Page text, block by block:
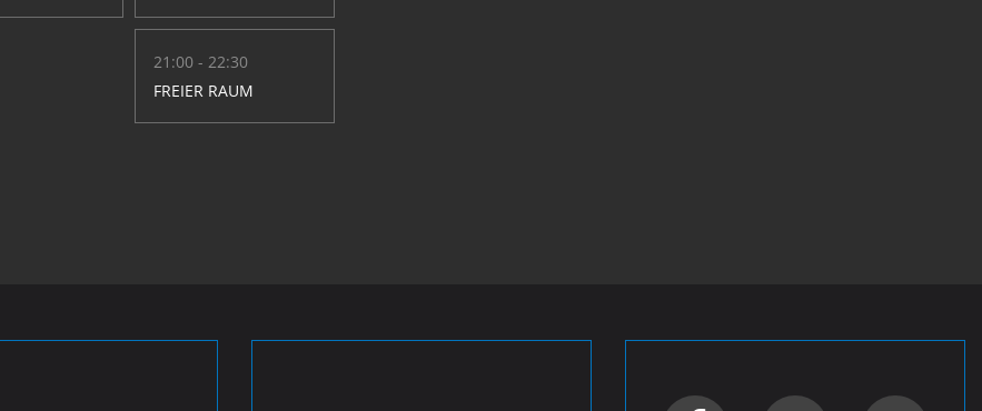
21:00 - 22:30
FREIER RAUM